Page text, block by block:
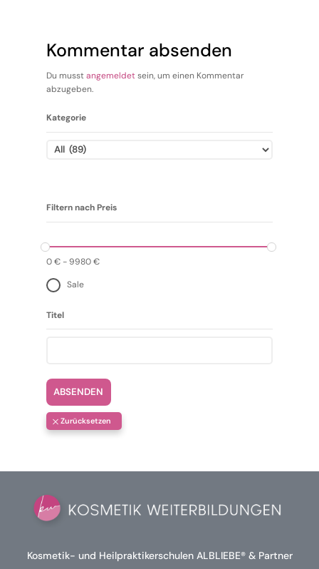
Kommentar absenden
Du musstangemeldetsein, um einen Kommentar
abzugeben.
Kategorie
Filtern nach Preis
0 €-9980 €
Sale
Titel
ABSENDEN
Kosmetik- und Heilpraktikerschulen ALBLIEBE® & Partner